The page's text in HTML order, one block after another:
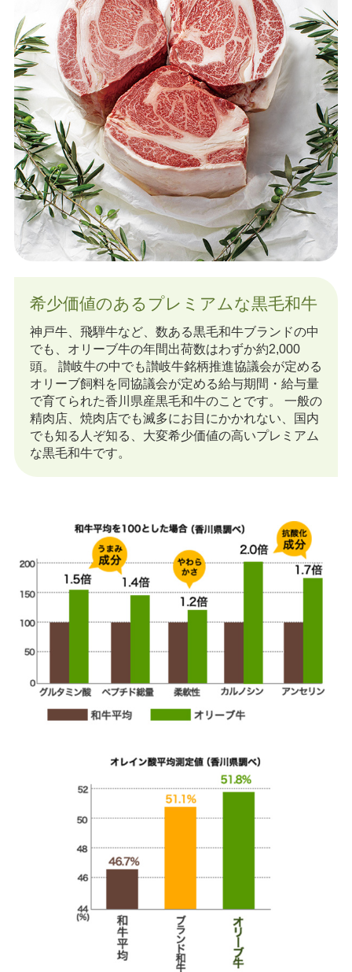
希少価値のあるプレミアムな黒毛和牛
神戸牛、飛騨牛など、数ある黒毛和牛ブランドの中
でも、オリーブ牛の年間出荷数はわずか約2,000
頭。 讃岐牛の中でも讃岐牛銘柄推進協議会が定める
オリーブ飼料を同協議会が定める給与期間・給与量
で育てられた香川県産黒毛和牛のことです。 一般の
精肉店、焼肉店でも滅多にお目にかかれない、国内
でも知る人ぞ知る、大変希少価値の高いプレミアム
な黒毛和牛です。